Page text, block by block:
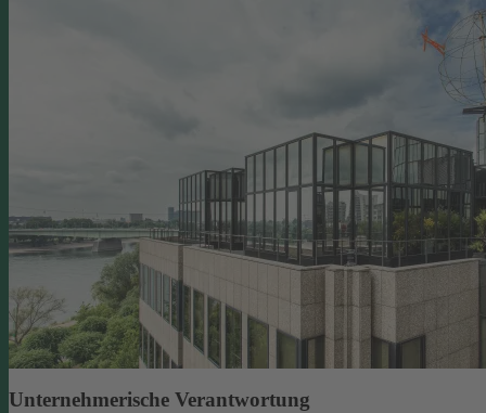
Unternehmerische Verantwortung